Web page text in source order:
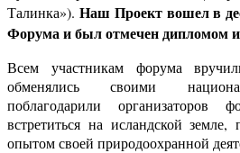
Талинка»). Наш Проект вошел в
Форума и был отмечен дипломом
Всем участникам форума
обменялись своими
поблагодарили организаторов
встретиться на исландской земле,
опытом своей природоохранной